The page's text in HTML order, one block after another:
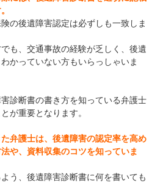
の後遺障害認定は必ずしも一致しま
も、交通事故の経験が乏しく、後遺
かっていない方もいらっしゃいま
診断書の書き方を知っている弁護士
が重要となります。
弁護士は、後遺障害の認定率を高め
や、資料収集のコツを知っていま
う、後遺障害診断書に何を書いても